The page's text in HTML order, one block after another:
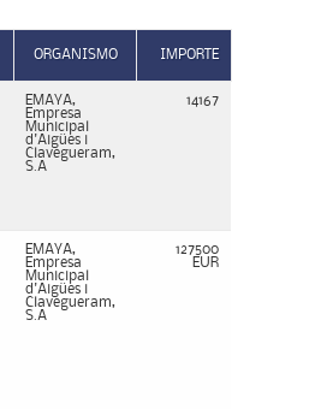
ORGANISMO IMPORTE
EMAYA,
Empresa
Municipal
d'Aigües i
Clavegueram,
S.A
14167
EMAYA,
Empresa
Municipal
d'Aigües i
Clavegueram,
S.A
127500
EUR